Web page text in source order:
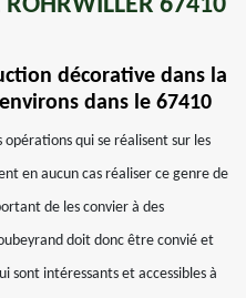
ROHRWILLER 67410
décorative dans la
dans le 67410
qui se réalisent sur les
en aucun cas réaliser ce genre de
de les convier à des
doit donc être convié et
sont intéressants et accessibles à